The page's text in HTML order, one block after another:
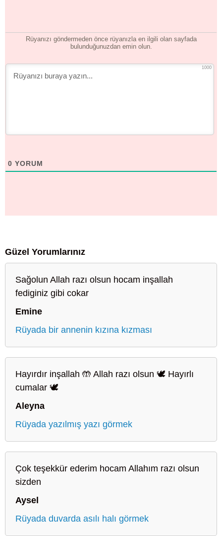
Rüyanızı göndermeden önce rüyanızla en ilgili olan sayfada
bulunduğunuzdan emin olun.
1000
0 YORUM
Güzel Yorumlarınız
Sağolun Allah razı olsun hocam inşallah
fediginiz gibi cokar
Emine
Rüyada bir annenin kızına kızması
Hayırdır inşallah 🤲 Allah razı olsun 🕊️ Hayırlı
cumalar 🕊️
Aleyna
Rüyada yazılmış yazı görmek
Çok teşekkür ederim hocam Allahım razı olsun
sizden
Aysel
Rüyada duvarda asılı halı görmek